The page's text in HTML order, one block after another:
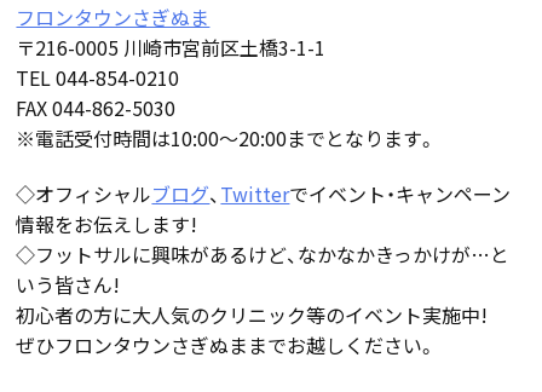
フロンタウンさぎぬま
〒216-0005 川崎市宮前区土橋3-1-1
TEL 044-854-0210
FAX 044-862-5030
※電話受付時間は10:00～20:00までとなります。
◇オフィシャルブログ、 Twitterでイベント・キャンペーン
情報をお伝えします!
◇フットサルに興味があるけど、なかなかきっかけが…と
いう皆さん!
初心者の方に大人気のクリニック等のイベント実施中!
ぜひフロンタウンさぎぬままでお越しください。